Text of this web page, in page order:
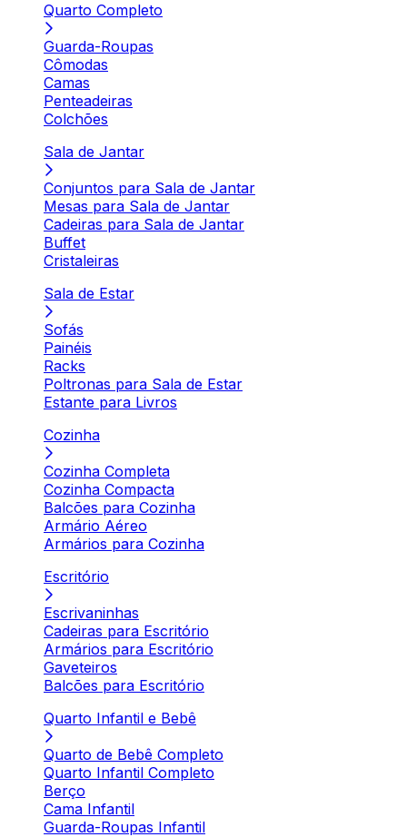
Quarto Completo
Guarda-Roupas
Cômodas
Camas
Penteadeiras
Colchões
Sala de Jantar
Conjuntos para Sala de Jantar
Mesas para Sala de Jantar
Cadeiras para Sala de Jantar
Buffet
Cristaleiras
Sala de Estar
Sofás
Painéis
Racks
Poltronas para Sala de Estar
Estante para Livros
Cozinha
Cozinha Completa
Cozinha Compacta
Balcões para Cozinha
Armário Aéreo
Armários para Cozinha
Escritório
Escrivaninhas
Cadeiras para Escritório
Armários para Escritório
Gaveteiros
Balcões para Escritório
Quarto Infantil e Bebê
Quarto de Bebê Completo
Quarto Infantil Completo
Berço
Cama Infantil
Guarda-Roupas Infantil